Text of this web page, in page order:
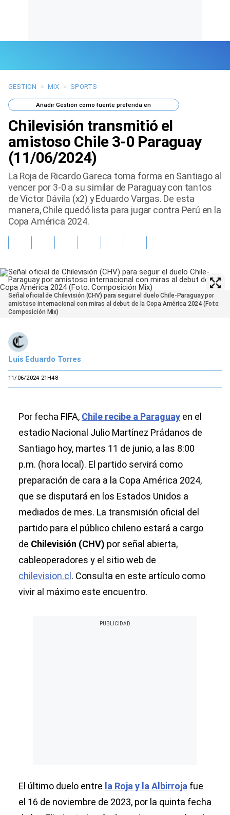
Últimas Noticias
Mi Bolsillo
Respuestas
Gente
Vida Laboral
Tendencias Mix
Sports
GESTION > MIX > SPORTS
AñadirGestión como fuente preferida en
Chilevisión transmitió el
amistoso Chile 3-0 Paraguay
(11/06/2024)
La Roja de Ricardo Gareca toma forma en Santiago al
vencer por 3-0 a su similar de Paraguay con tantos
de Víctor Dávila (x2) y Eduardo Vargas. De esta
manera, Chile quedó lista para jugar contra Perú en la
Copa América 2024.
Señal oficial de Chilevisión (CHV) para seguir el duelo Chile-Paraguay por
amistoso internacional con miras al debut de la Copa América 2024 (Foto:
Composición Mix)
Luis Eduardo Torres
11/06/2024 21H48
Por fecha FIFA, Chile recibe a Paraguay en el
estadio Nacional Julio Martínez Prádanos de
Santiago hoy, martes 11 de junio, a las 8:00
p.m. (hora local). El partido servirá como
preparación de cara a la Copa América 2024,
que se disputará en los Estados Unidos a
mediados de mes. La transmisión oficial del
partido para el público chileno estará a cargo
de Chilevisión (CHV) por señal abierta,
cableoperadores y el sitio web de
chilevision.cl . Consulta en este artículo como
vivir al máximo este encuentro.
El último duelo entre la Roja y la Albirroja fue
el 16 de noviembre de 2023, por la quinta fecha